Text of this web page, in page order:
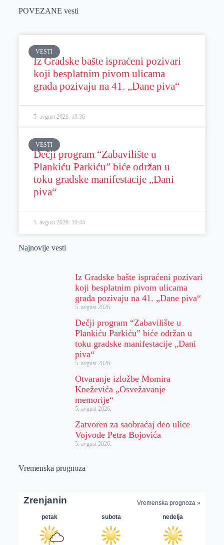
POVEZANE vesti
VESTI
Iz Gradske bašte ispraćeni pozivari
koji besplatnim pivom ulicama
grada pozivaju na 41. „Dane piva“
5. avgust 2026. 13:36
VESTI
Dečji program “Zabavilište u
Plankiću Parkiću” biće održan u
toku gradske manifestacije „Dani
piva“
5. avgust 2026. 10:44
Najnovije vesti
Iz Gradske bašte ispraćeni pozivari
koji besplatnim pivom ulicama
grada pozivaju na 41. „Dane piva“
5. avgust 2026.
Dečji program “Zabavilište u
Plankiću Parkiću” biće održan u
toku gradske manifestacije „Dani
piva“
5. avgust 2026.
Otvaranje izložbe Momira
Kneževića „Osvežavanje
memorije“
5. avgust 2026.
Zatvoren za saobraćaj deo ulice
Vojvode Petra Bojovića
5. avgust 2026.
Vremenska prognoza